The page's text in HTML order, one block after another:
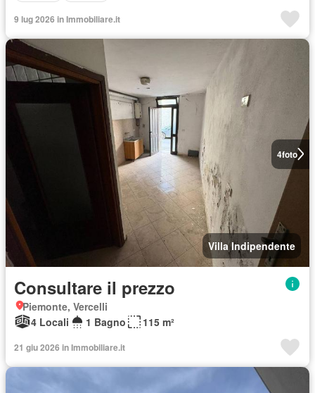
9 lug 2026 in Immobiliare.it
4foto
Villa Indipendente
Consultare il prezzo
Piemonte, Vercelli
4 Locali
1 Bagno 115 m²
21 giu 2026 in Immobiliare.it